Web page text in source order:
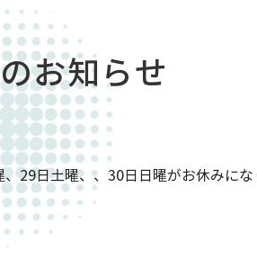
お知らせ
29日土曜、、30日日曜がお休みにな